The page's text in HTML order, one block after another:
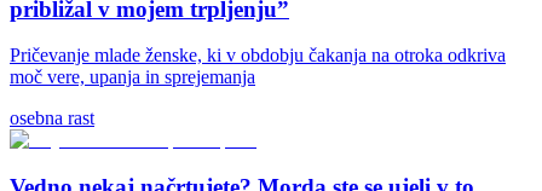
približal v mojem trpljenju”
Pričevanje mlade ženske, ki v obdobju čakanja na otroka odkriva
moč vere, upanja in sprejemanja
osebna rast